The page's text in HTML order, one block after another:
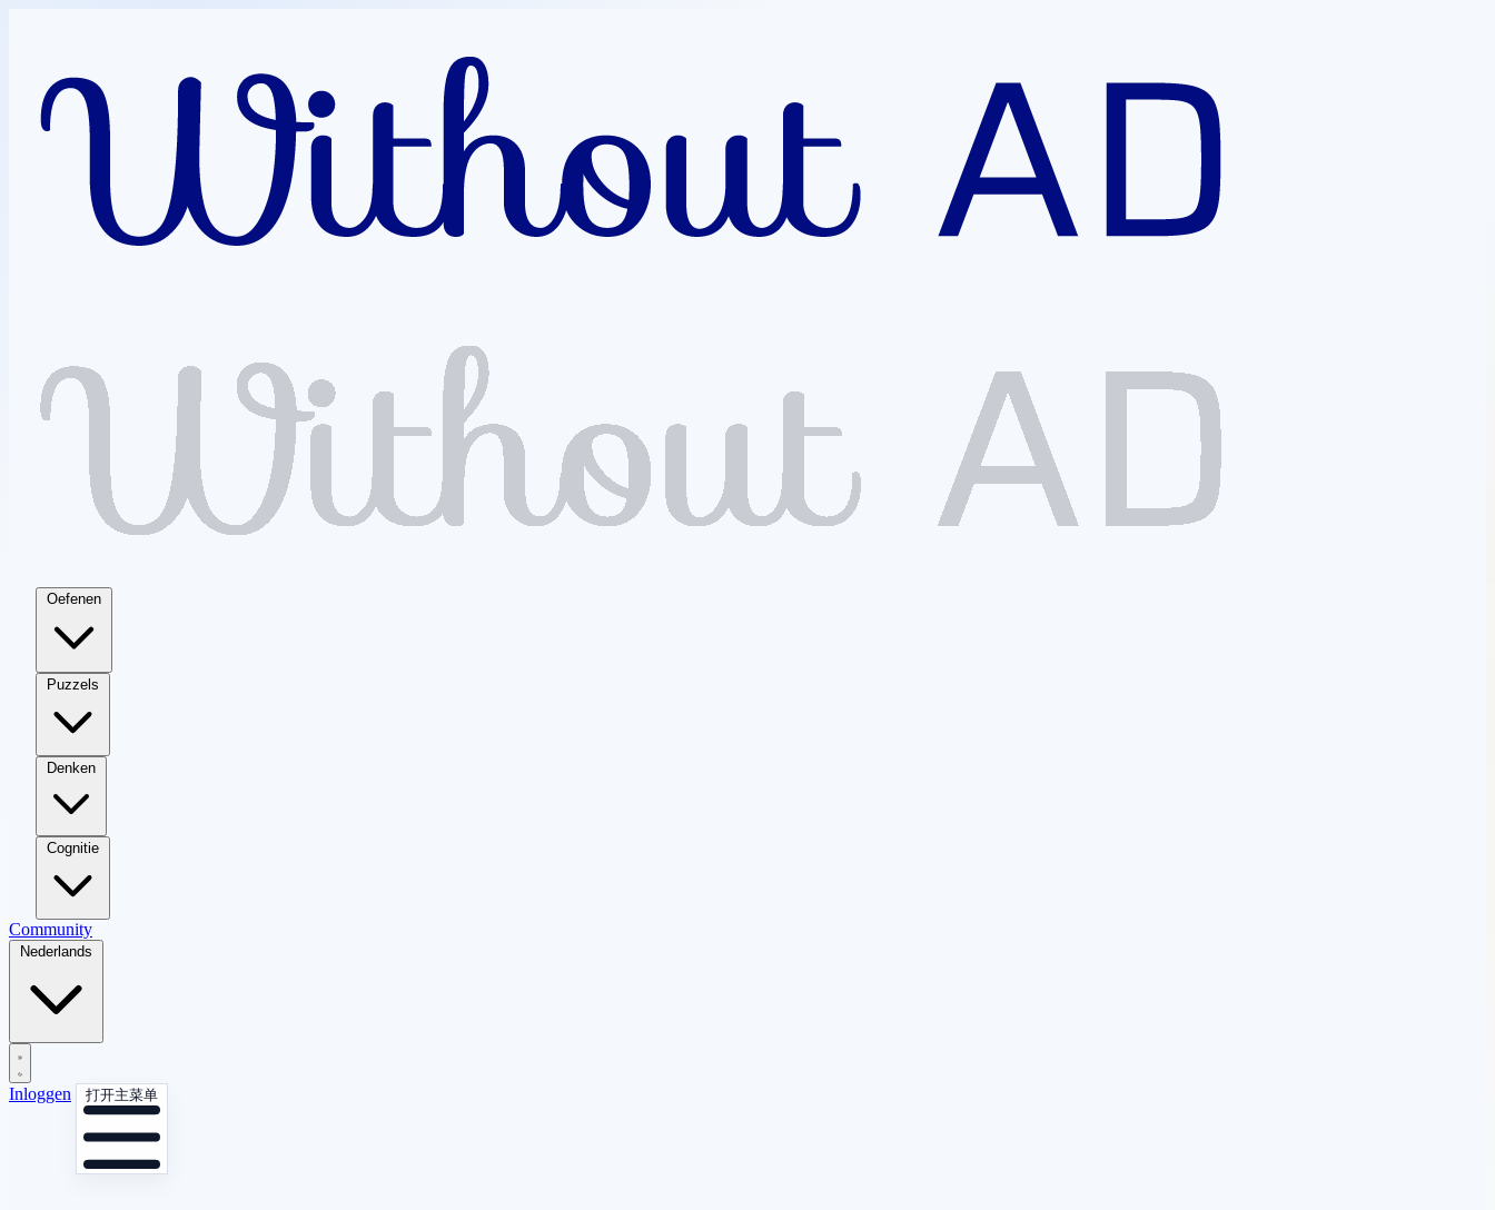
Oefenen
Puzzels
Denken
Cognitie
Community
Nederlands
Inloggen 打开主菜单